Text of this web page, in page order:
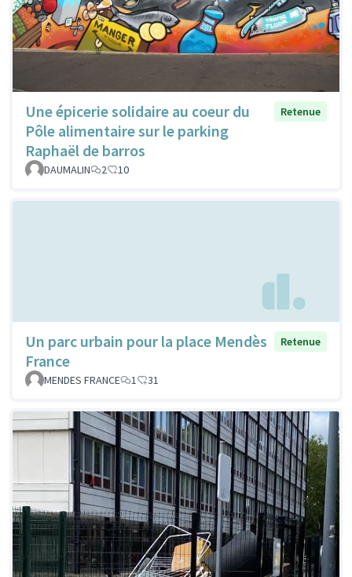
Une épicerie solidaire au coeur du
Pôle alimentaire sur le parking
Raphaël de barros
Retenue
DAUMALIN 2 10
Un parc urbain pour la place Mendès
France
Retenue
MENDES FRANCE 1 31